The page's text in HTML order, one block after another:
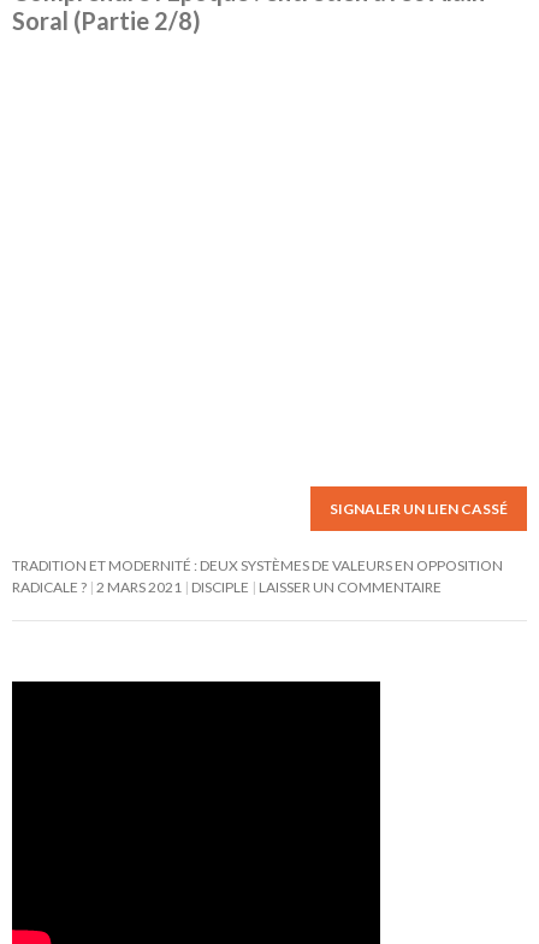
Soral (Partie 2/8)
SIGNALER UN LIEN CASSÉ
TRADITION ET MODERNITÉ : DEUX SYSTÈMES DE VALEURS EN OPPOSITION
RADICALE ? 2 MARS 2021 DISCIPLE LAISSER UN COMMENTAIRE